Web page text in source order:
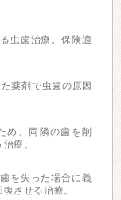
虫歯治療。保険適
薬剤で虫歯の原因
め、両隣の歯を削
療。
を失った場合に義
させる治療。